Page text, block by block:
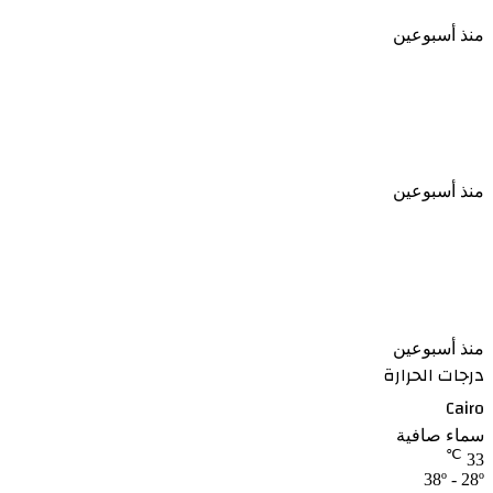
منذ أسبوعين
منذ أسبوعين
منذ أسبوعين
درجات الحرارة
Cairo
سماء صافية
33
℃
38º - 28º